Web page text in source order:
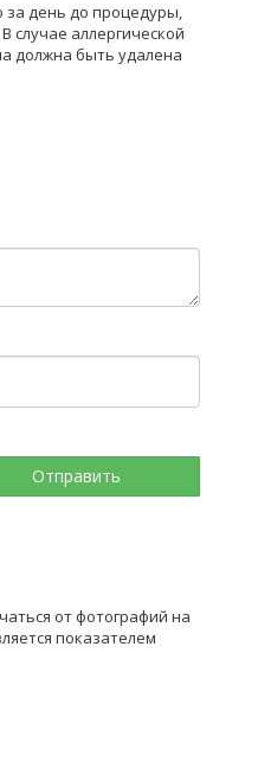
за день до процедуры,
случае аллергической
должна быть удалена
от фотографий на
показателем